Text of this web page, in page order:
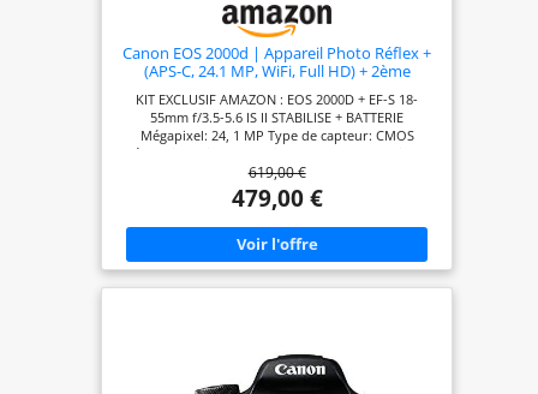
Canon EOS 2000d | Appareil Photo Réflex +
(APS-C, 24.1 MP, WiFi, Full HD) + 2ème
II stabilisé - Amazon Exclusive Noir
KIT EXCLUSIF AMAZON : EOS 2000D + EF-S 18-
55mm f/3.5-5.6 IS II STABILISE + BATTERIE
Mégapixel: 24, 1 MP Type de capteur: CMOS
Résolution d'image maximale: 6000 x 4000 pixels.
La sensibilité ISO (max): 12800. Longueur focale: 18
- 55 mm. Vitesse maximale d'obturation de la
caméra: 1/4000 s. Wifi. Type HD: Full HD Résolution
vidéo maximale: 1920 x 1080 pixels. Taille de
l'écran: 7, 62 cm (3"). Viseur d'appareil photo:
Optique. PictBridge. Poids: 475 g. Couleur du
produit: Noir
619,00 €
479,00 €